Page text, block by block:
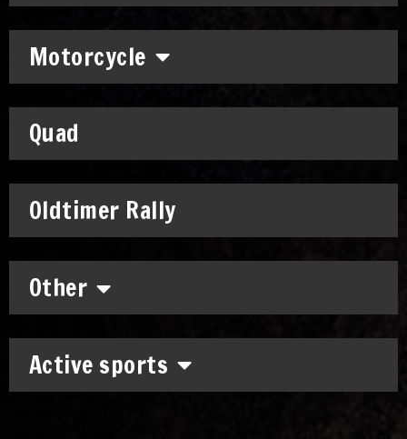
Motorcycle
Quad
Oldtimer Rally
Other
Active sports